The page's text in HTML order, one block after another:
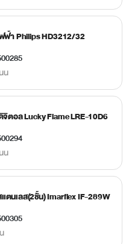
ฟ้า Philips HD3212/32
น
ตอล Lucky Flame LRE-10D6
น
ตนเลส(2ชั้น) Imarflex IF-289W